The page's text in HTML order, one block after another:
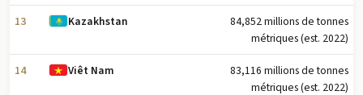
13 Kazakhstan
84,852 millions de tonnes
métriques (est. 2022)
14 Viêt Nam
83,116 millions de tonnes
métriques (est. 2022)